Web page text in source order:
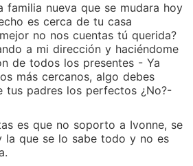
familia nueva que se mudara hoy
es cerca de tu casa
no nos cuentas tú querida?
a mi dirección y haciéndome
de todos los presentes - Ya
más cercanos, algo debes
tus padres los perfectos ¿No?­­-
es que no soporto a Ivonne, se
la que se lo sabe todo y no es